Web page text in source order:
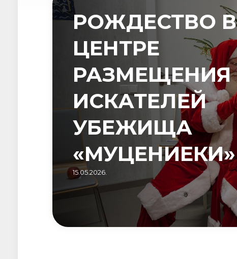
РОЖДЕСТВО В
ЦЕНТРЕ
РАЗМЕЩЕНИЯ
ИСКАТЕЛЕЙ
УБЕЖИЩА
«МУЦЕНИЕКИ»
15.05.2026.